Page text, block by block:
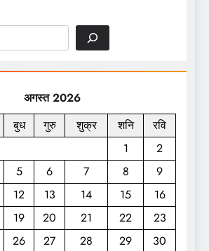
अगस्त 2026
बुध गुरु शुक्र शनि
रवि
1
2
5 6 7 8
9
12 13 14 15
16
19 20 21 22
23
26 27 28 29
30